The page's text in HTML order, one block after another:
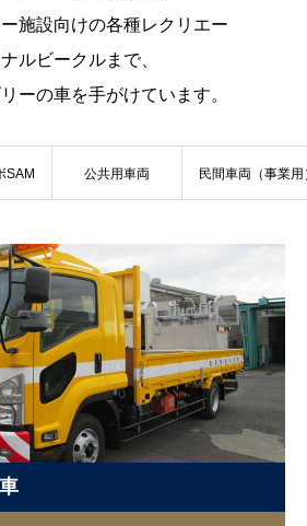
施設向けの各種レクリエー
ルビークルまで、
ーの車を手がけています。
SAM 公共用車両 民間車両（事業用